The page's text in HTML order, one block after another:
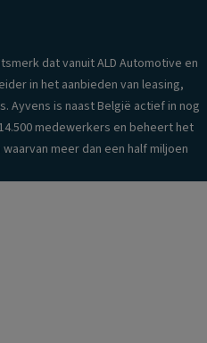
dat vanuit ALD Automotive en
in het aanbieden van leasing,
Ayvens is naast België actief in nog
medewerkers en beheert het
meer dan een half miljoen